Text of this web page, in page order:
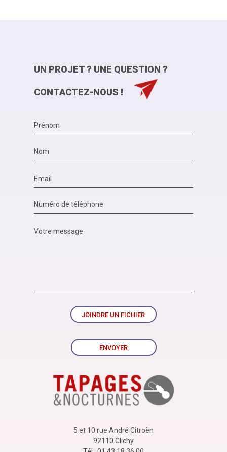
5 et 10 rue André Citroën
92110 Clichy
UN PROJET ? UNE QUESTION ?
CONTACTEZ-NOUS !
JOINDRE UN FICHIER
ENVOYER